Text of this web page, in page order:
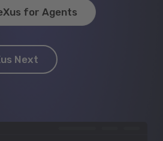
for Agents
Next